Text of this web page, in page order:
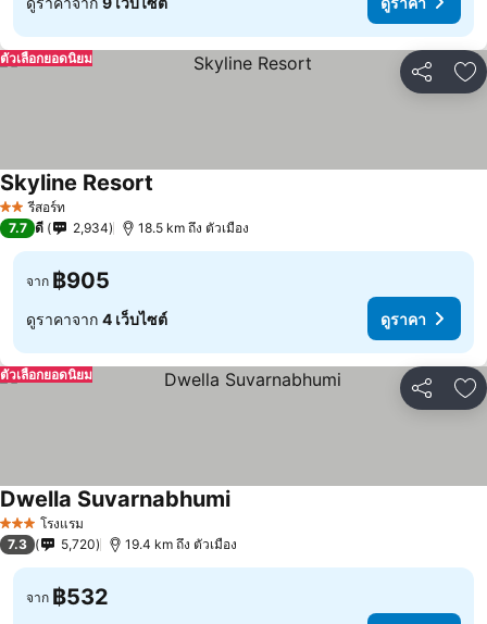
แชร์ เ
ตัวเลือกยอดนิยม
2 ดาวรีสอร์ท
Skyline Resort
7.7 ดี 2,934 18.5 km ถึง ตัวเมือง
จาก ฿905
ดูราคาจาก 4 เว็บไซต์ ดูราคา
แชร์ เ
ตัวเลือกยอดนิยม
3 ดาว โรงแรม
Dwella Suvarnabhumiดูราคา
7.3 5,720 19.4 km ถึง ตัวเมือง
จาก ฿532